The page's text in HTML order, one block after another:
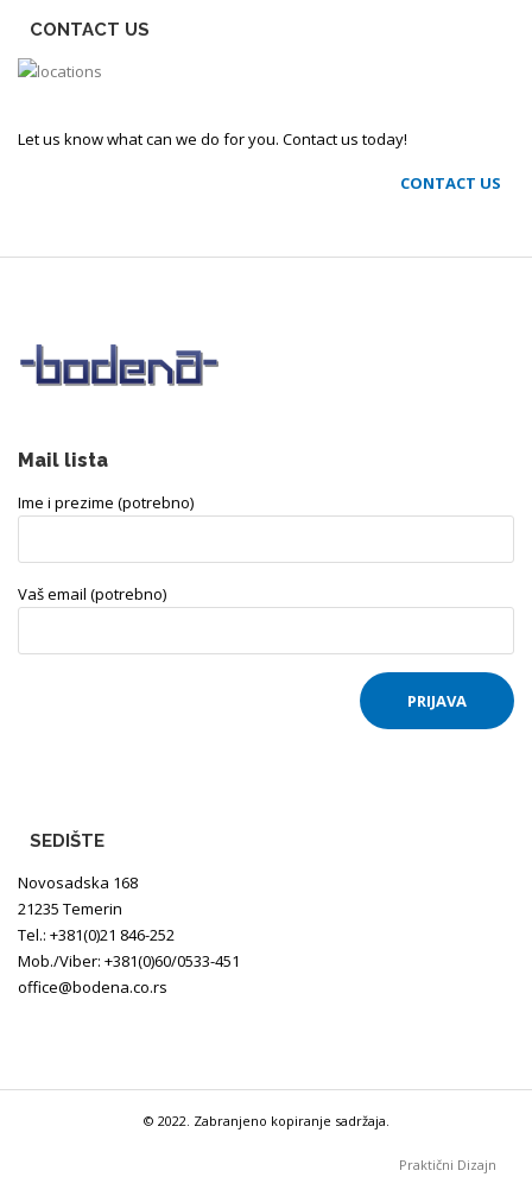
CONTACT US
Let us know what can we do for you. Contact us today!
CONTACT US
Mail lista
Ime i prezime (potrebno)
Vaš email (potrebno)
SEDIŠTE
Novosadska 168
21235 Temerin
Tel.: +381(0)21 846-252
Mob./Viber: +381(0)60/0533-451
office@bodena.co.rs
© 2022. Zabranjeno kopiranje sadržaja.
Praktični Dizajn